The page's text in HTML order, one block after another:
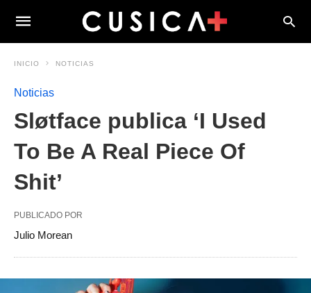
INICIO NOTICIAS
Noticias
Sløtface publica ‘I Used
To Be A Real Piece Of
Shit’
PUBLICADO POR
Julio Morean